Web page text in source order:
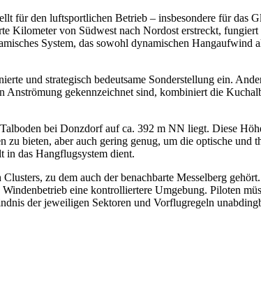
für den luftsportlichen Betrieb – insbesondere für das
Kilometer von Südwest nach Nordost erstreckt,
System, das sowohl dynamischen Hangaufwind
und strategisch bedeutsame Sonderstellung ein.
Anströmung gekennzeichnet sind, kombiniert die
bei Donzdorf auf ca. 392 m NN liegt. Diese
bieten, aber auch gering genug, um die optische und
in das Hangflugsystem dient.
zu dem auch der benachbarte Messelberg
eine kontrolliertere Umgebung. Piloten
der jeweiligen Sektoren und Vorflugregeln